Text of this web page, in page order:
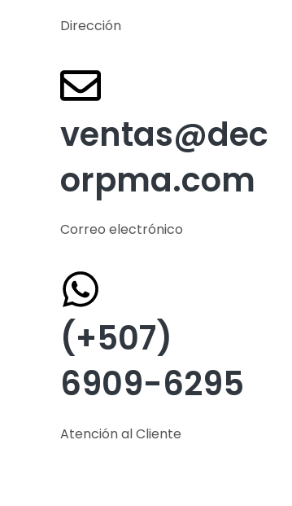
Dirección
ventas@dec
orpma.com
Correo electrónico
(+507)
6909-6295
Atención al Cliente